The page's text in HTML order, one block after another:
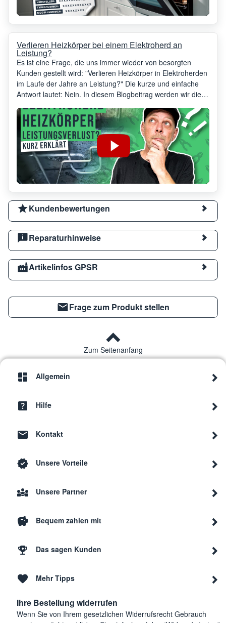
Verlieren Heizkörper bei einem Elektroherd an
Leistung?
Es ist eine Frage, die uns immer wieder von besorgten
Kunden gestellt wird: "Verlieren Heizkörper in Elektroherden
im Laufe der Jahre an Leistung?" Die kurze und einfache
Antwort lautet: Nein. In diesem Blogbeitrag werden wir diese
keine Sorgen um einen Leistungsabfall Ihrer Heizkörper
machen müssen.
Kundenbewertungen
Reparaturhinweise
Artikelinfos GPSR
Frage zum Produkt stellen
Zum Seitenanfang
Allgemein
Hilfe
Kontakt
Unsere Vorteile
Unsere Partner
Bequem zahlen mit
Das sagen Kunden
Mehr Tipps
Ihre Bestellung widerrufen
Wenn Sie von Ihrem gesetzlichen Widerrufsrecht Gebrauch